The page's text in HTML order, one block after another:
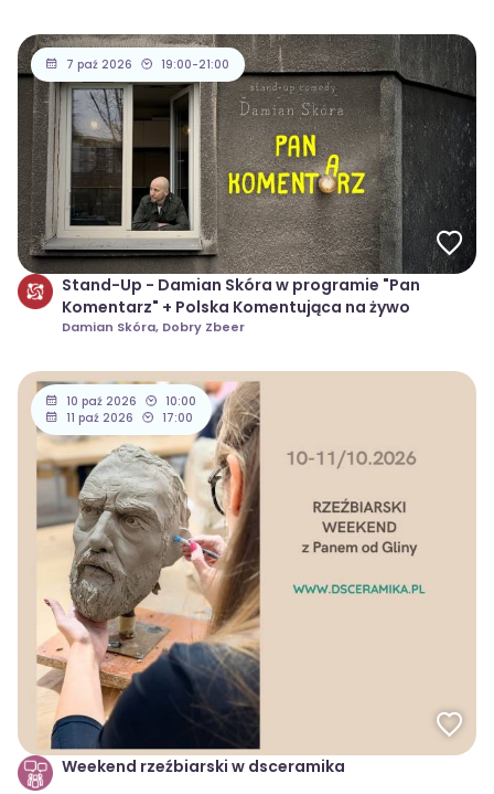
7 paź 2026 19:00-21:00
Stand-Up - Damian Skóra w programie "Pan
Komentarz" + Polska Komentująca na żywo
Damian Skóra, Dobry Zbeer
10 paź 2026
10:00
11 paź 2026
17:00
Weekend rzeźbiarski w dsceramika